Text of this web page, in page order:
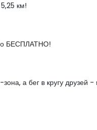
км!
БЕСПЛАТНО!
а бег в кругу друзей